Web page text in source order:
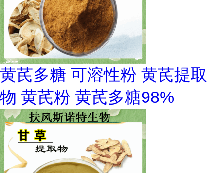
黄芪多糖 可溶性粉 黄芪提取
物 黄芪粉 黄芪多糖98%